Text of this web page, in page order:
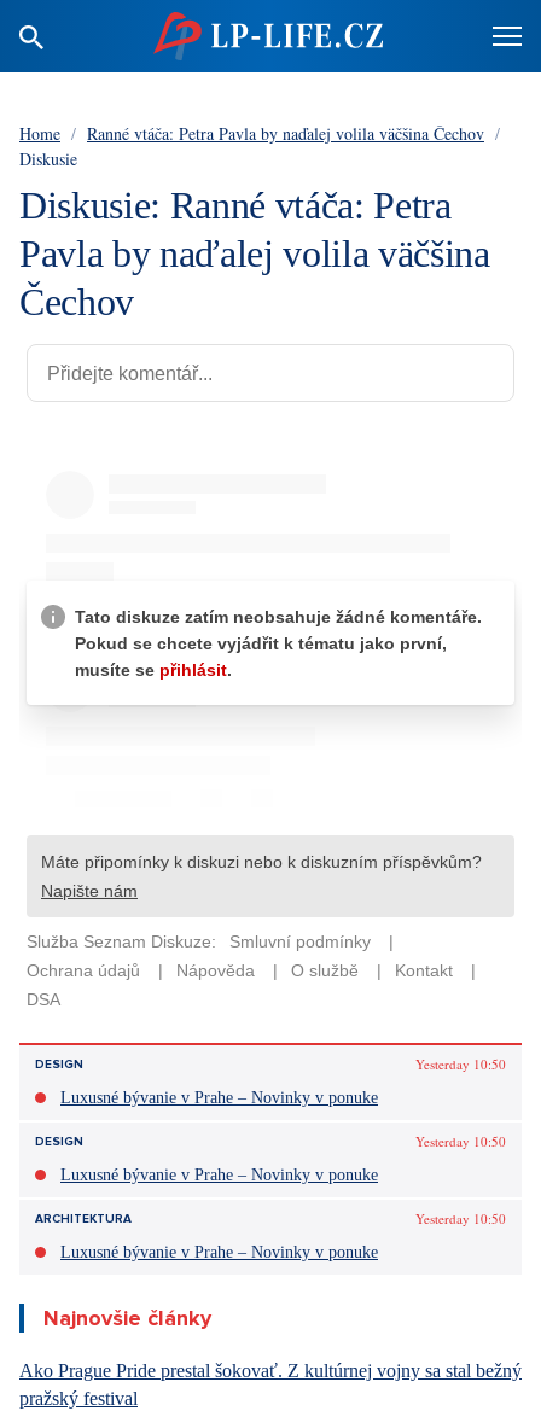
Home / Ranné vtáča: Petra Pavla by naďalej volila väčšina Čechov /
Diskusie
Diskusie: Ranné vtáča: Petra
Pavla by naďalej volila väčšina
Čechov
DESIGN
Yesterday 10:50
Luxusné bývanie v Prahe – Novinky v ponuke
DESIGN
Yesterday 10:50
Luxusné bývanie v Prahe – Novinky v ponuke
ARCHITEKTURA
Yesterday 10:50
Luxusné bývanie v Prahe – Novinky v ponuke
Najnovšie články
Ako Prague Pride prestal šokovať. Z kultúrnej vojny sa stal bežný
pražský festival